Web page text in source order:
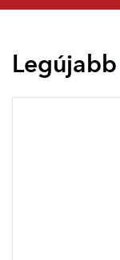
Legújabb